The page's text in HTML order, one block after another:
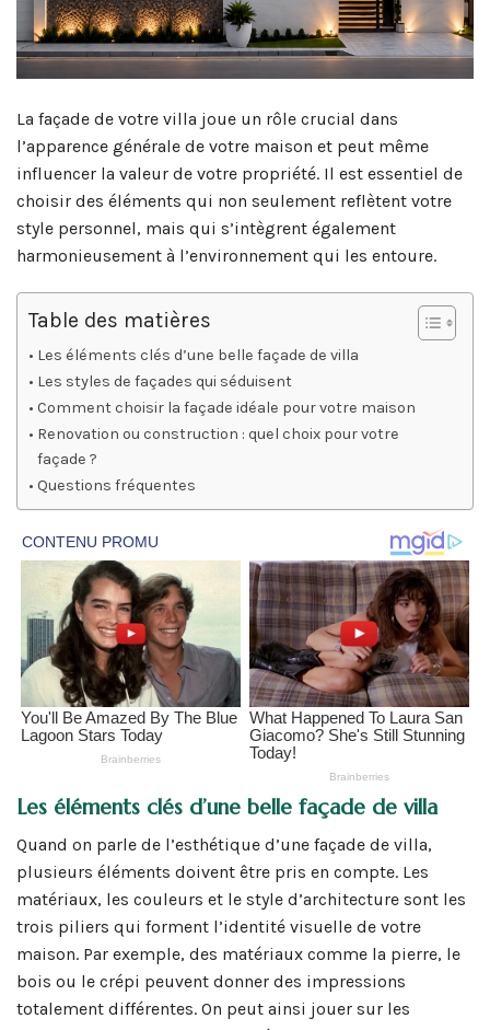
La façade de votre villa joue un rôle crucial dans
l’apparence générale de votre maison et peut même
influencer la valeur de votre propriété. Il est essentiel de
choisir des éléments qui non seulement reflètent votre
style personnel, mais qui s’intègrent également
harmonieusement à l’environnement qui les entoure.
Table des matières
Les éléments clés d’une belle façade de villa
Les styles de façades qui séduisent
Comment choisir la façade idéale pour votre maison
Renovation ou construction : quel choix pour votre
façade ?
Questions fréquentes
Les éléments clés d’une belle façade de villa
Quand on parle de l’esthétique d’une façade de villa,
plusieurs éléments doivent être pris en compte. Les
matériaux, les couleurs et le style d’architecture sont les
trois piliers qui forment l’identité visuelle de votre
maison. Par exemple, des matériaux comme la pierre, le
bois ou le crépi peuvent donner des impressions
totalement différentes. On peut ainsi jouer sur les